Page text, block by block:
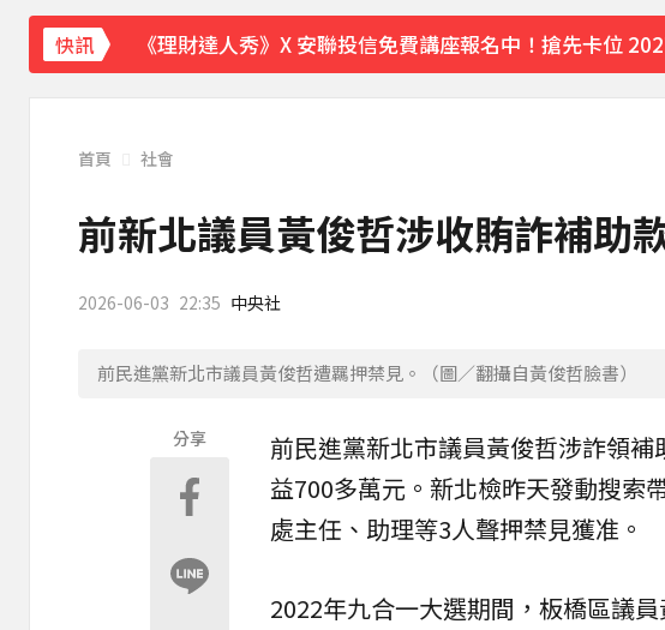
快訊
《理財達人秀》X 安聯投信免費講座報名中！搶先卡位
王彩樺現身味全龍開球！鬆口「最後一次調整」哽咽憶亡
羅美玲連生三胎！自爆與尪「2年沒接吻」白家綺急拱放閃
下載東森App，隨時掌握天下大小事！
首頁 社會
前新北議員黃俊哲涉收賄詐補助
2026-06-03 22:35 中央社
前民進黨新北市議員黃俊哲遭羈押禁見。（圖／翻攝自黃俊哲臉書）
分享 前民進黨新北市議員黃俊哲涉詐領補
益700多萬元。新北檢昨天發動搜索
處主任、 助理等3人聲押禁見獲准。
2022年九合一大選期間，板橋區議